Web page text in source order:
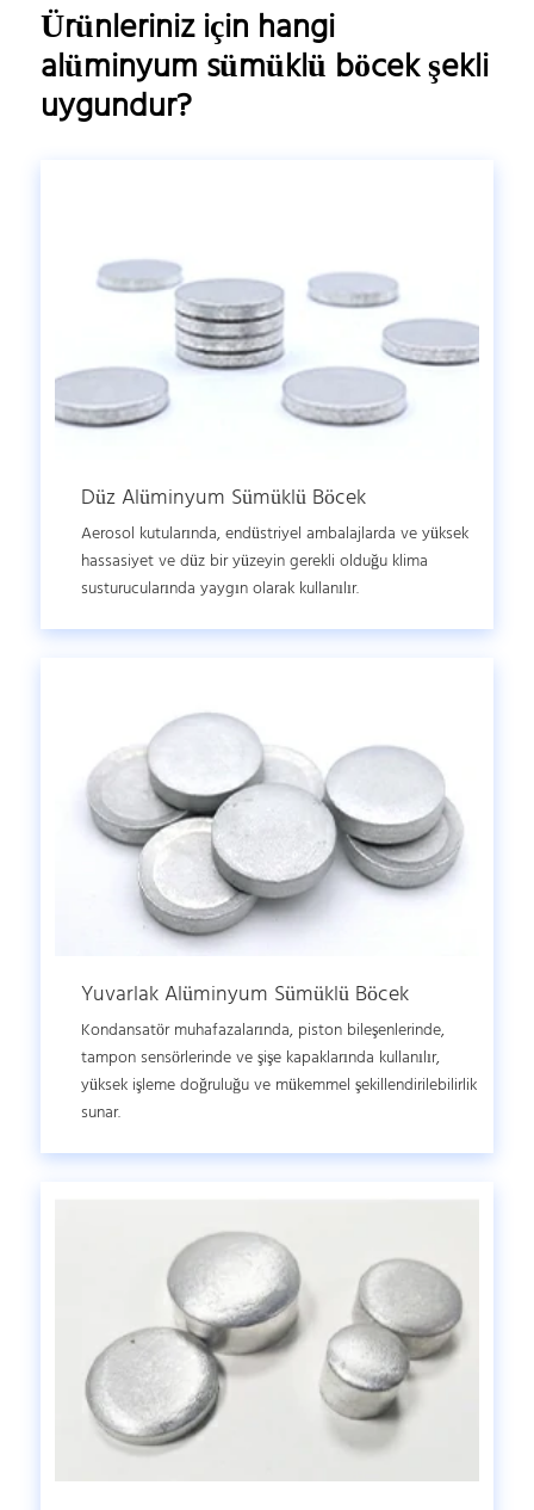
Ürünleriniz için hangi
alüminyum sümüklü böcek şekli
uygundur?
Düz Alüminyum Sümüklü Böcek
Aerosol kutularında, endüstriyel ambalajlarda ve yüksek
hassasiyet ve düz bir yüzeyin gerekli olduğu klima
susturucularında yaygın olarak kullanılır.
Yuvarlak Alüminyum Sümüklü Böcek
Kondansatör muhafazalarında, piston bileşenlerinde,
tampon sensörlerinde ve şişe kapaklarında kullanılır,
yüksek işleme doğruluğu ve mükemmel şekillendirilebilirlik
sunar.